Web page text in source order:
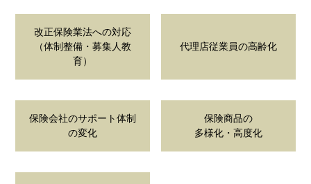
改正保険業法への対応
（体制整備・募集人教
育）
代理店従業員の高齢化
保険会社のサポート体制
の変化
保険商品の
多様化・高度化